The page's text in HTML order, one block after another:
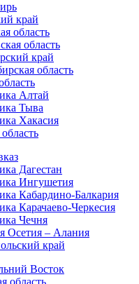
край
область
область
край
область
Алтай
Тыва
Хакасия
Дагестан
Ингушетия
Кабардино-Балкария
Карачаево-Черкесия
Чечня
Осетия – Алания
край
Восток
область